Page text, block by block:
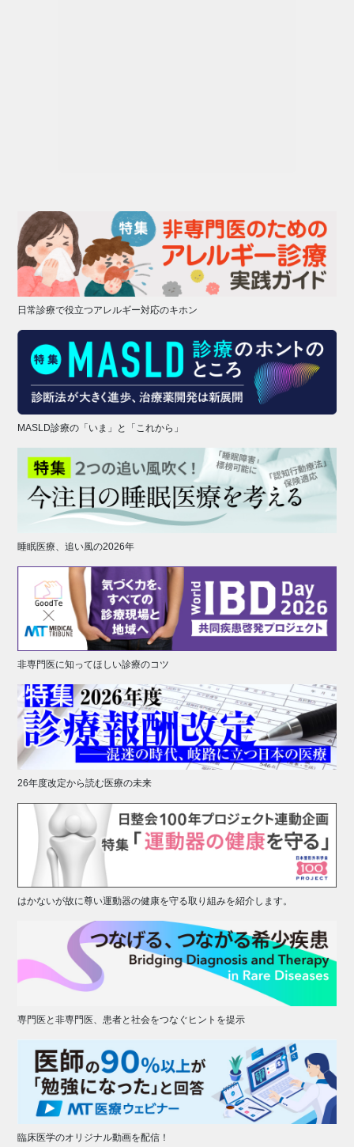
日常診療で役立つアレルギー対応のキホン
MASLD診療の「いま」と「これから」
睡眠医療、追い風の2026年
非専門医に知ってほしい診療のコツ
26年度改定から読む医療の未来
はかないが故に尊い運動器の健康を守る取り組みを紹介します。
専門医と非専門医、患者と社会をつなぐヒントを提示
臨床医学のオリジナル動画を配信！